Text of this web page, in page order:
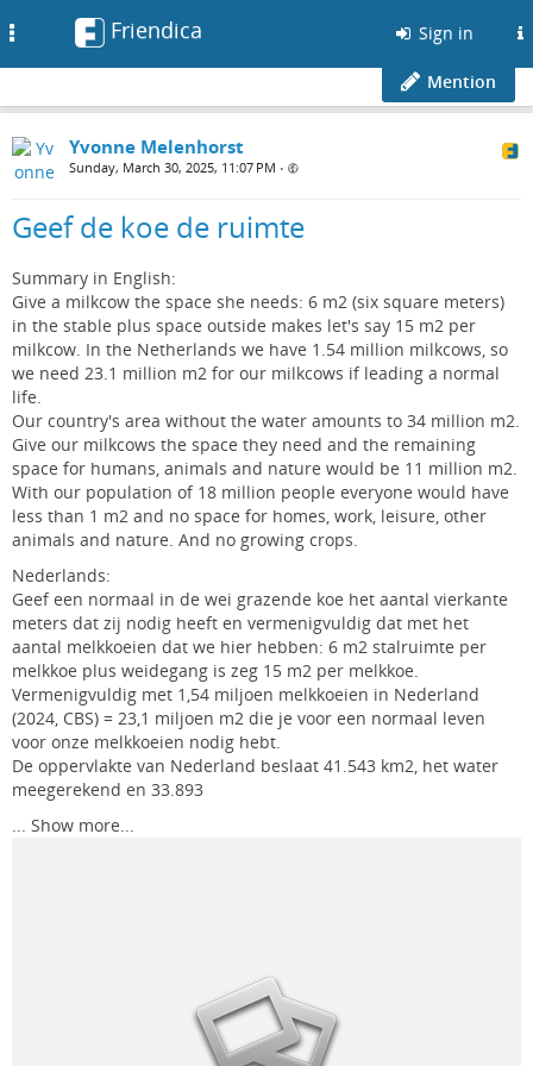
Friendica Sign in
Mention
Yvonne Melenhorst
Sunday, March 30, 2025, 11:07 PM •
Geef de koe de ruimte
Summary in English:
Give a milkcow the space she needs: 6 m2 (six square meters)
in the stable plus space outside makes let's say 15 m2 per
milkcow. In the Netherlands we have 1.54 million milkcows, so
we need 23.1 million m2 for our milkcows if leading a normal
life.
Our country's area without the water amounts to 34 million m2.
Give our milkcows the space they need and the remaining
space for humans, animals and nature would be 11 million m2.
With our population of 18 million people everyone would have
less than 1 m2 and no space for homes, work, leisure, other
animals and nature. And no growing crops.
Nederlands:
Geef een normaal in de wei grazende koe het aantal vierkante
meters dat zij nodig heeft en vermenigvuldig dat met het
aantal melkkoeien dat we hier hebben: 6 m2 stalruimte per
melkkoe plus weidegang is zeg 15 m2 per melkkoe.
Vermenigvuldig met 1,54 miljoen melkkoeien in Nederland
(2024, CBS) = 23,1 miljoen m2 die je voor een normaal leven
voor onze melkkoeien nodig hebt.
De oppervlakte van Nederland beslaat 41.543 km2, het water
meegerekend en 33.893
... Show more...